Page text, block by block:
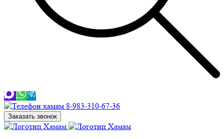
8-983-310-67-36
Заказать звонок